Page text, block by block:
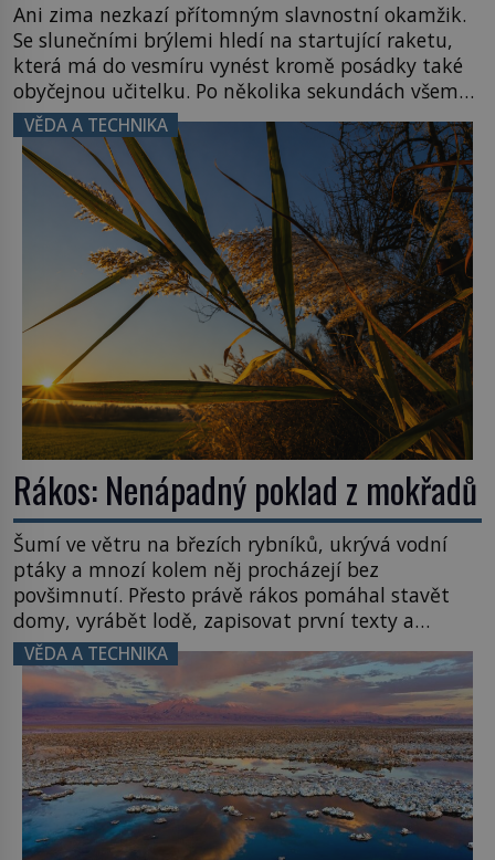
Ani zima nezkazí přítomným slavnostní okamžik.
Se slunečními brýlemi hledí na startující raketu,
která má do vesmíru vynést kromě posádky také
obyčejnou učitelku. Po několika sekundách všem
ztuhnou úsměvy, stroj totiž exploduje. Jejich
konstrukce není z levného kraje, daňové
poplatníky stojí miliardy dolarů. Na druhou stranu
zvládnou jen představitelné věci. Na malé kousky
Název: Columbia První […]
VĚDA A TECHNIKA
Rákos: Nenápadný poklad z mokřadů
Šumí ve větru na březích rybníků, ukrývá vodní
ptáky a mnozí kolem něj procházejí bez
povšimnutí. Přesto právě rákos pomáhal stavět
domy, vyrábět lodě, zapisovat první texty a
inspiroval řadu pověstí. Tato skromná, ale
užitečná rostlina provází člověka už tisíce let.
Většina lidí vnímá rákos jen jako obyčejnou kulisu
letního koupání. Stačí se však podívat […]
VĚDA A TECHNIKA